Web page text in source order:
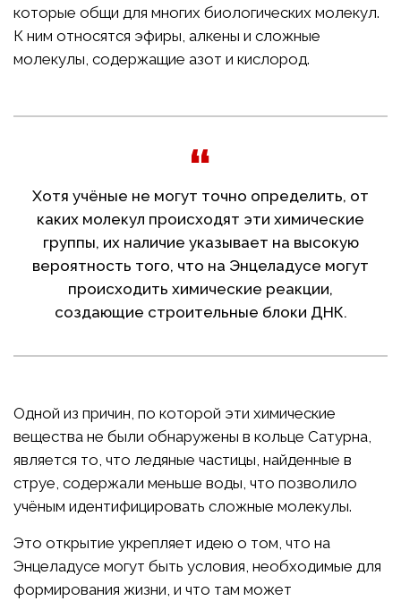
которые общи для многих биологических молекул.
К ним относятся эфиры, алкены и сложные
молекулы, содержащие азот и кислород.
Хотя учёные не могут точно определить, от
каких молекул происходят эти химические
группы, их наличие указывает на высокую
вероятность того, что на Энцеладусе могут
происходить химические реакции,
создающие строительные блоки ДНК.
Одной из причин, по которой эти химические
вещества не были обнаружены в кольце Сатурна,
является то, что ледяные частицы, найденные в
струе, содержали меньше воды, что позволило
учёным идентифицировать сложные молекулы.
Это открытие укрепляет идею о том, что на
Энцеладусе могут быть условия, необходимые для
формирования жизни, и что там может